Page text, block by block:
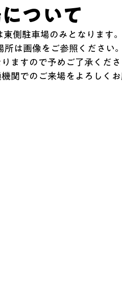
ついて
側駐車場のみとなります
は画像をご参照ください
ますので予めご了承くださ
関でのご来場をよろしくお